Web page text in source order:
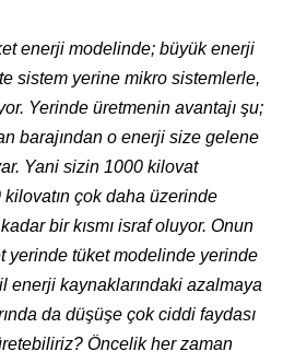
enerji modelinde; büyük enerji
sistem yerine mikro sistemlerle,
Yerinde üretmenin avantajı şu;
barajından o enerji size gelene
Yani sizin 1000 kilovat
kilovatın çok daha üzerinde
bir kısmı israf oluyor. Onun
yerinde tüket modelinde yerinde
enerji kaynaklarındaki azalmaya
da düşüşe çok ciddi faydası
Öncelik her zaman